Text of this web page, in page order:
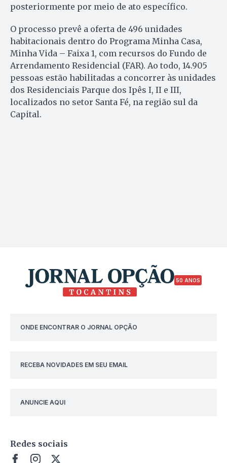
posteriormente por meio de ato específico.
O processo prevê a oferta de 496 unidades
habitacionais dentro do Programa Minha Casa,
Minha Vida – Faixa 1, com recursos do Fundo de
Arrendamento Residencial (FAR). Ao todo, 14.905
pessoas estão habilitadas a concorrer às unidades
dos Residenciais Parque dos Ipês I, II e III,
localizados no setor Santa Fé, na região sul da
Capital.
50 ANOS
ONDE ENCONTRAR O JORNAL OPÇÃO
RECEBA NOVIDADES EM SEU EMAIL
ANUNCIE AQUI
Redes sociais